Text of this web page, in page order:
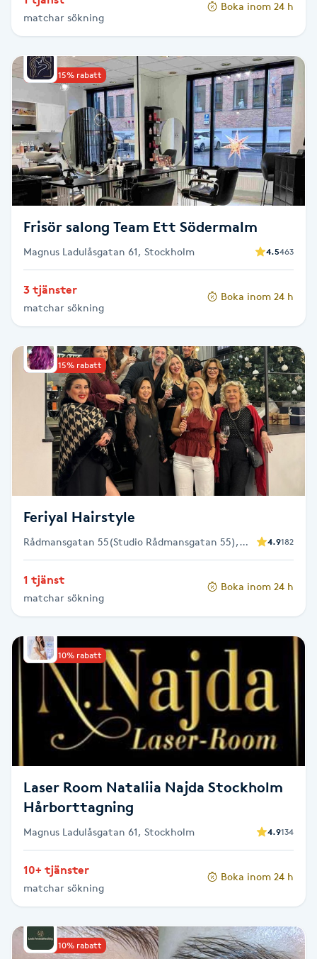
Paraffinbehandling
Pedikyr
Pensionärklippning
Permanent
Permanent hårborttagning
Permanent ögonbrynsmakeup
Personal shopper
Personlig tränare
Picolaser
Piercing
Pigmentbehandling
Pigmentfläckar
Plastikkirurgi
Powder brows
Power Yoga
PRX-T33
Psoriasis
PT
R
Radiofrekvens
Rakning
Reflexologi
matchar sökning
Boka inom 24 h
Upp till 15% rabatt
Frisör salong Team Ett Södermalm
Magnus Ladulåsgatan 61, Stockholm 4.5463
3 tjänster
matchar sökning
Boka inom 24 h
Upp till 15% rabatt
Feriyal Hairstyle
Rådmansgatan 55(Studio Rådmansgatan 55),
4.9182
1 tjänst
matchar sökning
Boka inom 24 h
Upp till 10% rabatt
Laser Room Nataliia Najda Stockholm
Hårborttagning
Magnus Ladulåsgatan 61, Stockholm 4.9134
10+ tjänster
matchar sökning
Boka inom 24 h
Upp till 10% rabatt